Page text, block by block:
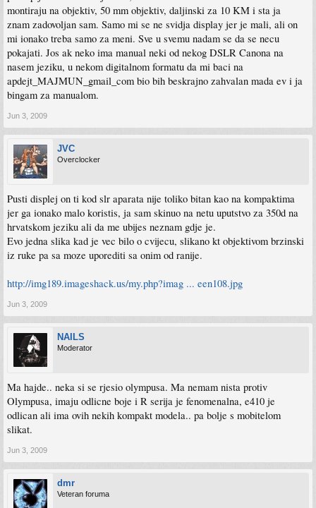
montiraju na objektiv, 50 mm objektiv, daljinski za 10 KM i sta ja
znam zadovoljan sam. Samo mi se ne svidja display jer je mali, ali on
mi ionako treba samo za meni. Sve u svemu nadam se da se necu
pokajati. Jos ak neko ima manual neki od nekog DSLR Canona na
nasem jeziku, u nekom digitalnom formatu da mi baci na
apdejt_MAJMUN_gmail_com bio bih beskrajno zahvalan mada ev i ja
bingam za manualom.
Jun 3, 2009
JVC
Overclocker
Pusti displej on ti kod slr aparata nije toliko bitan kao na kompaktima
jer ga ionako malo koristis, ja sam skinuo na netu uputstvo za 350d na
hrvatskom jeziku ali da me ubijes neznam gdje je.
Evo jedna slika kad je vec bilo o cvijecu, slikano kt objektivom brzinski
iz ruke pa sa moze uporediti sa onim od ranije.
http://img189.imageshack.us/my.php?imag ... een108.jpg
Jun 3, 2009
NAILS
Moderator
Ma hajde.. neka si se rjesio olympusa. Ma nemam nista protiv
Olympusa, imaju odlicne boje i R serija je fenomenalna, e410 je
odlican ali ima ovih nekih kompakt modela.. pa bolje s mobitelom
slikat.
Jun 3, 2009
dmr
Veteran foruma